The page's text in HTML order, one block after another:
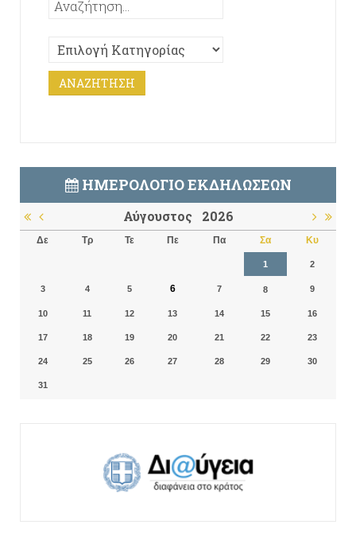
ΗΜΕΡΟΛΌΓΙΟ ΕΚΔΗΛΏΣΕΩΝ
Αύγουστος 2026
Δε Τρ Τε Πε Πα Σα Κυ
1 2
3 4 5 6 7 8 9
10 11 12 13 14 15 16
17 18 19 20 21 22 23
24 25 26 27 28 29 30
31